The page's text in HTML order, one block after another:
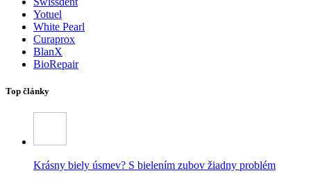
Yotuel
White Pearl
Curaprox
BlanX
BioRepair
Top články
Krásny biely úsmev? S bielením zubov žiadny problém